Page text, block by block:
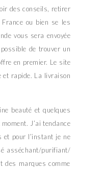
des conseils, retirer
ou bien se les
vous sera envoyée
de trouver un
en premier. Le site
et rapide. La livraison
beauté et quelques
J’ai tendance
et pour l’instant je ne
asséchant/purifiant/
des marques comme